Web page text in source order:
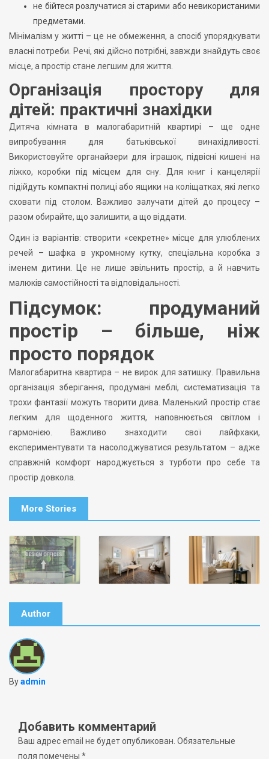
не бійтеся розлучатися зі старими або невикористаними
предметами.
Мінімалізм у житті – це не обмеження, а спосіб упорядкувати
власні потреби. Речі, які дійсно потрібні, завжди знайдуть своє
місце, а простір стане легшим для життя.
Організація простору для
дітей: практичні знахідки
Дитяча кімната в малогабаритній квартирі – ще одне
випробування для батьківської винахідливості.
Використовуйте органайзери для іграшок, підвісні кишені на
ліжко, коробки під місцем для сну. Для книг і канцелярії
підійдуть компактні полиці або ящики на коліщатках, які легко
сховати під столом. Важливо залучати дітей до процесу –
разом обирайте, що залишити, а що віддати.
Один із варіантів: створити «секретне» місце для улюблених
речей – шафка в укромному кутку, спеціальна коробка з
іменем дитини. Це не лише звільнить простір, а й навчить
малюків самостійності та відповідальності.
Підсумок: продуманий
простір – більше, ніж
просто порядок
Малогабаритна квартира – не вирок для затишку. Правильна
організація зберігання, продумані меблі, систематизація та
трохи фантазії можуть творити дива. Маленький простір стає
легким для щоденного життя, наповнюється світлом і
гармонією. Важливо знаходити свої лайфхаки,
експериментувати та насолоджуватися результатом – адже
справжній комфорт народжується з турботи про себе та
простір довкола.
More Stories
Author
Byadmin
Добавить комментарий
Ваш адрес email не будет опубликован. Обязательные
поля помечены *